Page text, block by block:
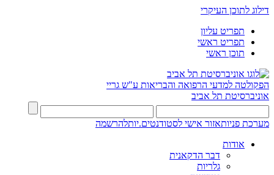
דילוג לתוכן העיקרי
תפריט עליון
תפריט ראשי
תוכן ראשי
הפקולטה למדעי הרפואה והבריאות ע"ש גריי
אוניברסיטת תל אביב
מערכת פניותאזור אישי לסטודנטים.יותלהרשמה
אודות
דבר הדקאנית
גלריות